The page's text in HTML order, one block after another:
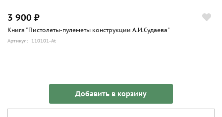
3 900 ₽
Книга "Пистолеты-пулеметы конструкции А.И.Судаева"
Артикул: 110101-At
Добавить в корзину